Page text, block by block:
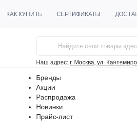
КАК КУПИТЬ СЕРТИФИКАТЫ
Наш адрес: г. Москва, ул.
Бренды
Акции
Распродажа
Новинки
Прайс-лист